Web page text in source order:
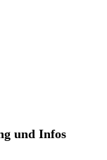
und Infos